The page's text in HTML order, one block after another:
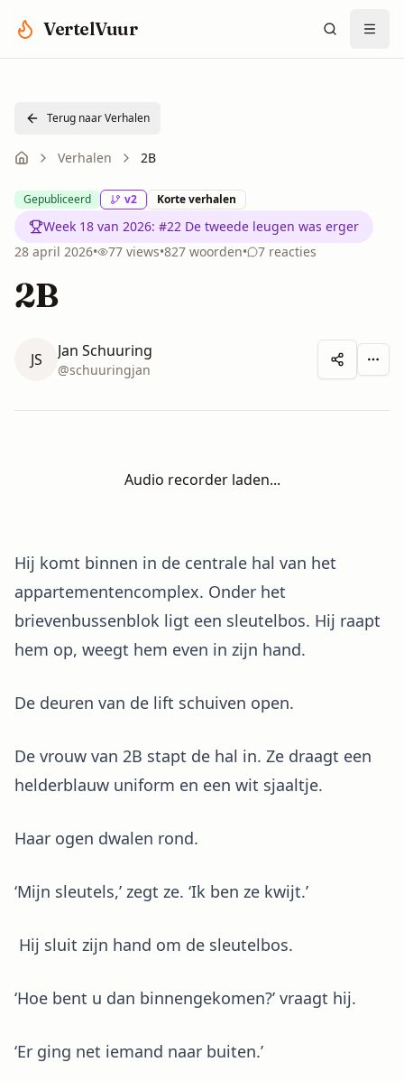
VertelVuur
Terug naar Verhalen
Verhalen 2B
Gepubliceerd v2 Korte verhalen
Week 18 van 2026: #22 De tweede leugen was erger
28 april 2026• 77 views•827 woorden• 7 reacties
2B
JS Jan Schuuring
@schuuringjan
Audio recorder laden...
Hij komt binnen in de centrale hal van het
appartementencomplex. Onder het
brievenbussenblok ligt een sleutelbos. Hij raapt
hem op, weegt hem even in zijn hand.
De deuren van de lift schuiven open.
De vrouw van 2B stapt de hal in. Ze draagt een
helderblauw uniform en een wit sjaaltje.
Haar ogen dwalen rond.
‘Mijn sleutels,’ zegt ze. ‘Ik ben ze kwijt.’
Hij sluit zijn hand om de sleutelbos.
‘Hoe bent u dan binnengekomen?’ vraagt hij.
‘Er ging net iemand naar buiten.’